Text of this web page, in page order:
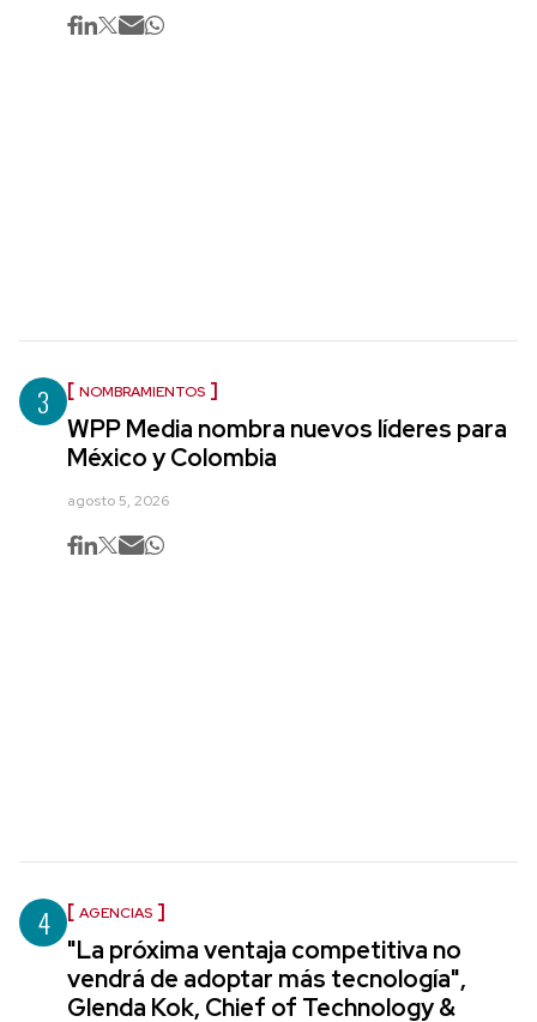
3 NOMBRAMIENTOS
WPP Media nombra nuevos líderes para
México y Colombia
agosto 5, 2026
4 AGENCIAS
"La próxima ventaja competitiva no
vendrá de adoptar más tecnología",
Glenda Kok, Chief of Technology &